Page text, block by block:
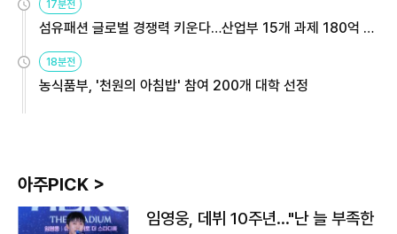
17분전
섬유패션 글로벌 경쟁력 키운다…산업부 15개 과제 180억 지
18분전
농식품부, '천원의 아침밥' 참여 200개 대학 선정
아주PICK >
임영웅, 데뷔 10주년…"난 늘 부족한